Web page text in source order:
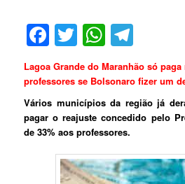
Facebook
Twitter
Lagoa Grande do Maranhão só
professores se Bolsonaro fizer um
Vários municípios da região já
pagar o reajuste concedido pelo
de 33% aos professores.